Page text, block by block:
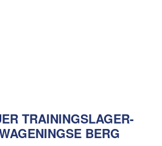
TRAININGSLAGER-
BERG